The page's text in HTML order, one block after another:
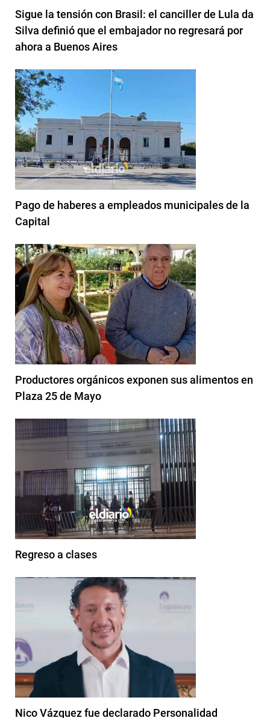
Sigue la tensión con Brasil: el canciller de Lula da
Silva definió que el embajador no regresará por
ahora a Buenos Aires
Pago de haberes a empleados municipales de la
Capital
Productores orgánicos exponen sus alimentos en
Plaza 25 de Mayo
Regreso a clases
Nico Vázquez fue declarado Personalidad